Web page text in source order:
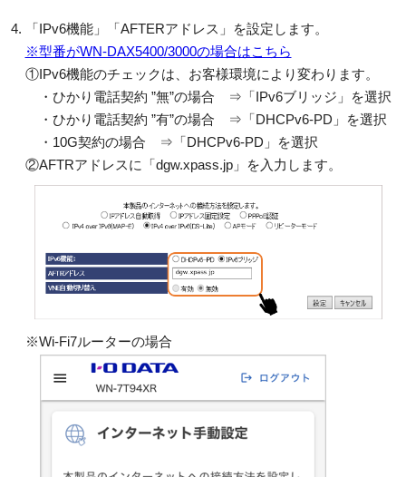
「IPv6機能」「AFTERアドレス」を設定します。
※型番がWN-DAX5400/3000の場合はこちら
①IPv6機能のチェックは、お客様環境により変わります。
・ひかり電話契約 ”無”の場合 ⇒「IPv6ブリッジ」を選択
・ひかり電話契約 ”有”の場合 ⇒「DHCPv6-PD」を選択
・10G契約の場合 ⇒「DHCPv6-PD」を選択
②AFTRアドレスに「dgw.xpass.jp」を入力します。
※Wi-Fi7ルーターの場合